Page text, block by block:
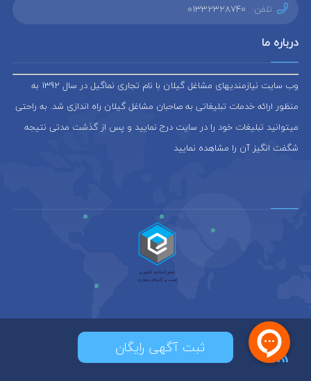
تلفن: 01332328740
درباره ما
وب سایت نیازمندیهای مشاغل گیلان با نام تجاری نماگیل در سال 1392 به
منظور ارائه خدمات تبلیغاتی به صاحبان مشاغل گیلان راه اندازی شد. به راحتی
میتوانید تبلیغات خود را در سایت درج نمایید و پس از گذشت مدتی نتیجه
شگفت انگیز آن را مشاهده نمایید
ثبت آگهی رایگان